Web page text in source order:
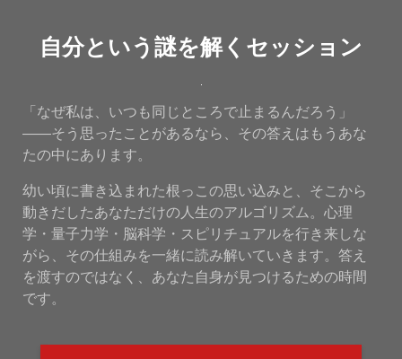
自分という謎を解くセッション
「なぜ私は、いつも同じところで止まるんだろう」
——そう思ったことがあるなら、その答えはもうあな
たの中にあります。
幼い頃に書き込まれた根っこの思い込みと、そこから
動きだしたあなただけの人生のアルゴリズム。心理
学・量子力学・脳科学・スピリチュアルを行き来しな
がら、その仕組みを一緒に読み解いていきます。答え
を渡すのではなく、あなた自身が見つけるための時間
です。